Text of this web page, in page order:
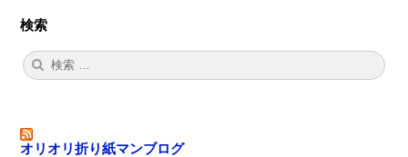
検索
検
索:
オリオリ折り紙マンブログ